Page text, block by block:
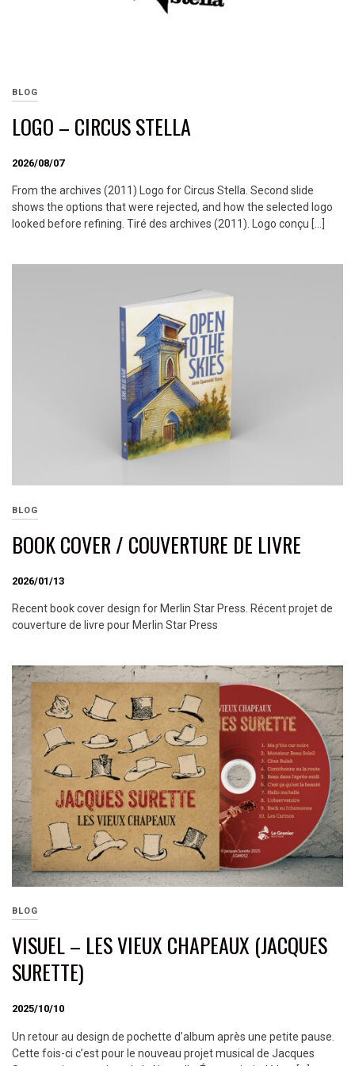
BLOG
LOGO – CIRCUS STELLA
2026/08/07
From the archives (2011) Logo for Circus Stella. Second slide
shows the options that were rejected, and how the selected logo
looked before refining. Tiré des archives (2011). Logo conçu […]
BLOG
BOOK COVER / COUVERTURE DE LIVRE
2026/01/13
Recent book cover design for Merlin Star Press. Récent projet de
couverture de livre pour Merlin Star Press
BLOG
VISUEL – LES VIEUX CHAPEAUX (JACQUES
SURETTE)
2025/10/10
Un retour au design de pochette d’album après une petite pause.
Cette fois-ci c’est pour le nouveau projet musical de Jacques